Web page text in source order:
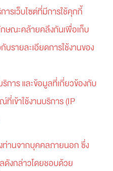
รเว็บไซต์ที่มีการใช้คุกกี้
ษณะคล้ายคลึงกันเพื่อเก็บ
รายละเอียดการใช้งานของ
าร และข้อมูลที่เกี่ยวข้องกับ
เข้าใช้งานบริการ (IP
านจากบุคคลภายนอก ซึ่ง
ดังกล่าวโดยชอบด้วย